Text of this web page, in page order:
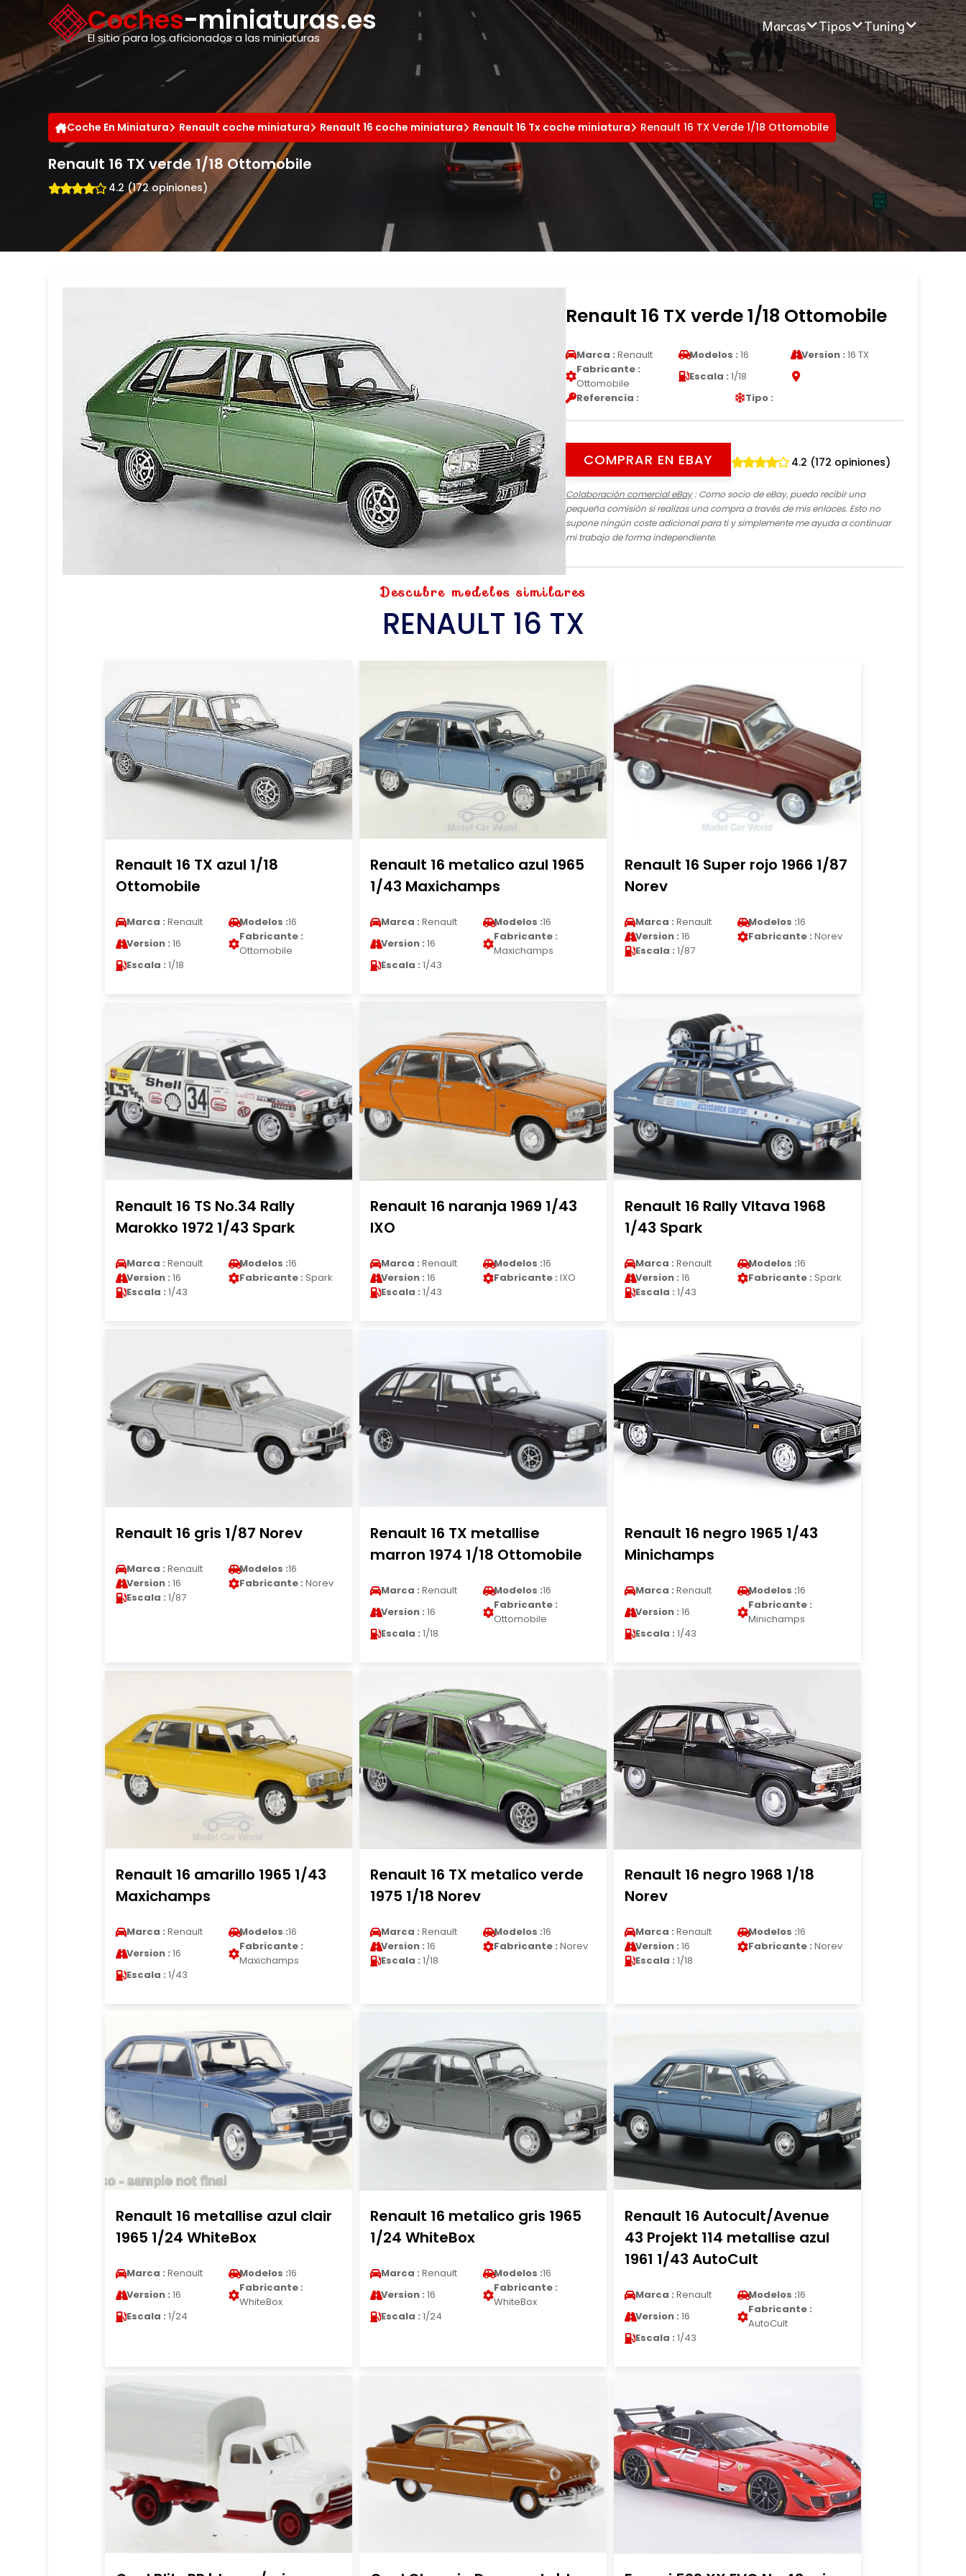
Coches-miniaturas.es
El sitio para los aficionados a las miniaturas
Marcas Tipos Tuning
Coche En Miniatura Renault coche miniatura Renault 16 coche miniatura Renault 16 Tx coche miniatura Renault 16 TX Verde 1/18 Ottomobile
Renault 16 TX verde 1/18 Ottomobile
4.2 (172 opiniones)
Renault 16 TX verde 1/18 Ottomobile
Marca : Renault Modelos : 16 Version : 16 TX
Fabricante :
Ottomobile
Escala : 1/18
Referencia :
Tipo :
COMPRAR EN EBAY 4.2 (172 opiniones)
Colaboración comercial eBay: Como socio de eBay, puedo recibir una
pequeña comisión si realizas una compra a través de mis enlaces. Esto no
supone ningún coste adicional para ti y simplemente me ayuda a continuar
mi trabajo de forma independiente.
Descubre modelos similares
RENAULT 16 TX
Renault 16 TX azul 1/18
Ottomobile
Marca : Renault Modelos :16
Version : 16
Fabricante :
Ottomobile
Escala : 1/18
Renault 16 metalico azul 1965
1/43 Maxichamps
Marca : Renault Modelos :16
Version : 16
Fabricante :
Maxichamps
Escala : 1/43
Renault 16 Super rojo 1966 1/87
Norev
Marca : Renault Modelos :16
Version : 16 Fabricante : Norev
Escala : 1/87
Renault 16 TS No.34 Rally
Marokko 1972 1/43 Spark
Marca : Renault Modelos :16
Version : 16 Fabricante : Spark
Escala : 1/43
Renault 16 naranja 1969 1/43
IXO
Marca : Renault Modelos :16
Version : 16 Fabricante : IXO
Escala : 1/43
Renault 16 Rally Vltava 1968
1/43 Spark
Marca : Renault Modelos :16
Version : 16 Fabricante : Spark
Escala : 1/43
Renault 16 gris 1/87 Norev
Marca : Renault Modelos :16
Version : 16 Fabricante : Norev
Escala : 1/87
Renault 16 TX metallise
marron 1974 1/18 Ottomobile
Marca : Renault Modelos :16
Version : 16
Fabricante :
Ottomobile
Escala : 1/18
Renault 16 negro 1965 1/43
Minichamps
Marca : Renault Modelos :16
Version : 16
Fabricante :
Minichamps
Escala : 1/43
Renault 16 amarillo 1965 1/43
Maxichamps
Marca : Renault Modelos :16
Version : 16
Fabricante :
Maxichamps
Escala : 1/43
Renault 16 TX metalico verde
1975 1/18 Norev
Marca : Renault Modelos :16
Version : 16 Fabricante : Norev
Escala : 1/18
Renault 16 negro 1968 1/18
Norev
Marca : Renault Modelos :16
Version : 16 Fabricante : Norev
Escala : 1/18
Renault 16 metallise azul clair
1965 1/24 WhiteBox
Marca : Renault Modelos :16
Version : 16
Fabricante :
WhiteBox
Escala : 1/24
Renault 16 metalico gris 1965
1/24 WhiteBox
Marca : Renault Modelos :16
Version : 16
Fabricante :
WhiteBox
Escala : 1/24
Renault 16 Autocult/Avenue
43 Projekt 114 metallise azul
1961 1/43 AutoCult
Marca : Renault Modelos :16
Version : 16
Fabricante :
AutoCult
Escala : 1/43
Panel de gestión de cookies